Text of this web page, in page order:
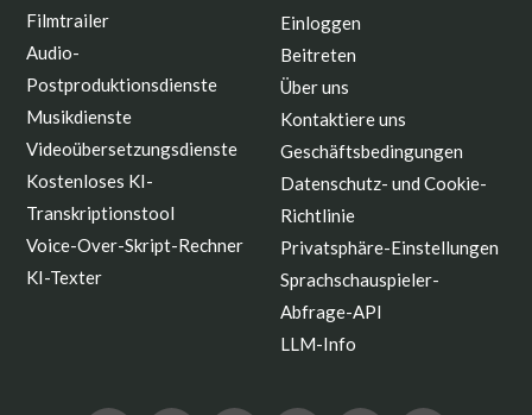
Filmtrailer
Audio-
Postproduktionsdienste
Musikdienste
Videoübersetzungsdienste
Kostenloses KI-
Transkriptionstool
Voice-Over-Skript-Rechner
KI-Texter
Einloggen
Beitreten
Über uns
Kontaktiere uns
Geschäftsbedingungen
Datenschutz- und Cookie-
Richtlinie
Privatsphäre-Einstellungen
Sprachschauspieler-
Abfrage-API
LLM-Info